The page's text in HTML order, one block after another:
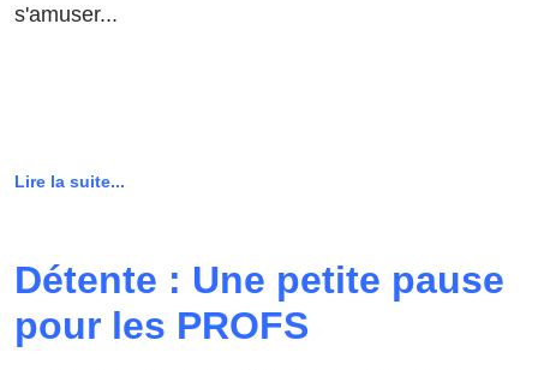
s'amuser...
Lire la suite...
Détente : Une petite pause
pour les PROFS